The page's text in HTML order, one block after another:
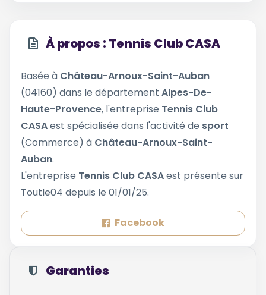
À propos : Tennis Club CASA
Basée à Château-Arnoux-Saint-Auban
(04160) dans le département Alpes-De-
Haute-Provence, l'entreprise Tennis Club
CASAest spécialisée dans l'activité de sport
(Commerce) à Château-Arnoux-Saint-
Auban.
L'entreprise Tennis Club CASAest présente sur
Toutle04 depuis le 01/01/25.
Facebook
Garanties